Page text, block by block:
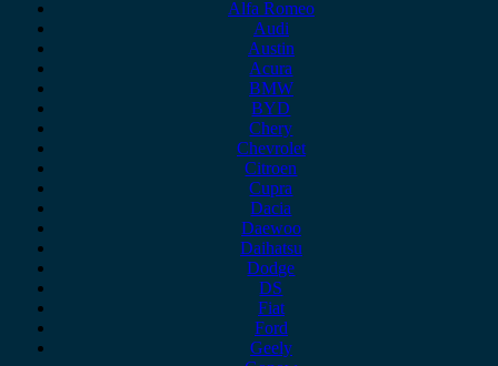
Alfa Romeo
Audi
Austin
Acura
BMW
BYD
Chery
Chevrolet
Citroen
Cupra
Dacia
Daewoo
Daihatsu
Dodge
DS
Fiat
Ford
Geely